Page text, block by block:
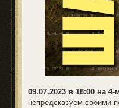
09.07.2023 в 18:00 на 4-
непредсказуем своими